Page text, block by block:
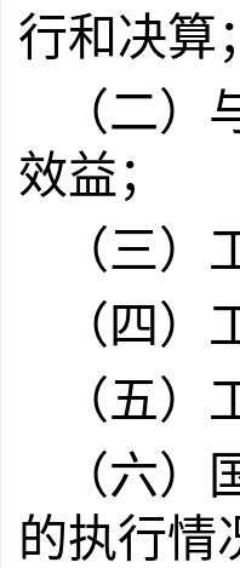
行和决算；
（二）
效益；
（三）
（四）
（五）
（六）
的执行情